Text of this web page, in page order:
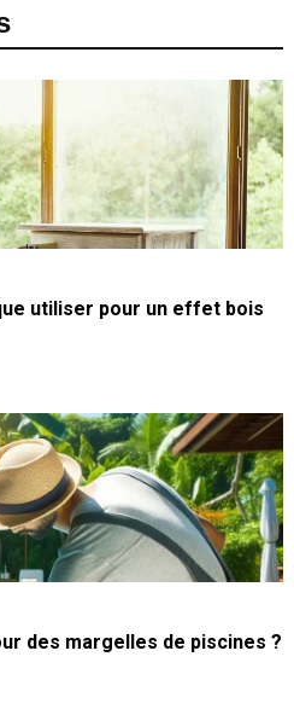
utiliser pour un effet bois
des margelles de piscines ?